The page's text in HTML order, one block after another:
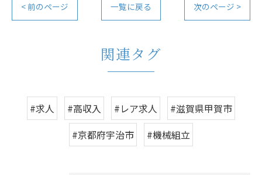
< 前のページ 一覧に戻る 次のページ >
関連タグ
#求人 #高収入 #レア求人
#滋賀県甲賀市
#京都府宇治市
#機械組立